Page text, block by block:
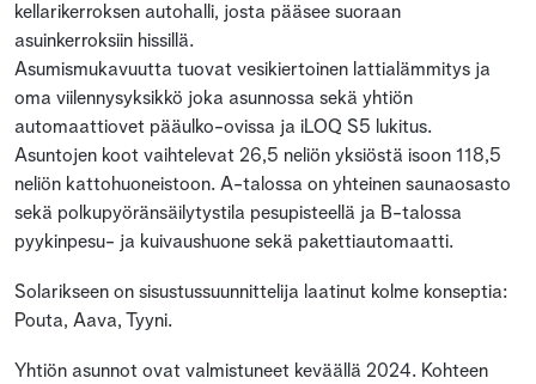
kellarikerroksen autohalli, josta pääsee suoraan
asuinkerroksiin hissillä.
Asumismukavuutta tuovat vesikiertoinen lattialämmitys ja
oma viilennysyksikkö joka asunnossa sekä yhtiön
automaattiovet pääulko-ovissa ja iLOQ S5 lukitus.
Asuntojen koot vaihtelevat 26,5 neliön yksiöstä isoon 118,5
neliön kattohuoneistoon. A-talossa on yhteinen saunaosasto
sekä polkupyöränsäilytystila pesupisteellä ja B-talossa
pyykinpesu- ja kuivaushuone sekä pakettiautomaatti.
Solarikseen on sisustussuunnittelija laatinut kolme konseptia:
Pouta, Aava, Tyyni.
Yhtiön asunnot ovat valmistuneet keväällä 2024. Kohteen